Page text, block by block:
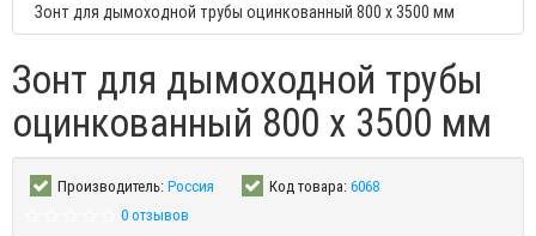
Зонт для дымоходной трубы оцинкованный 800 x 3500 мм
Зонт для дымоходной трубы
оцинкованный 800 x 3500 мм
Производитель:Россия Код товара:6068
0 отзывов